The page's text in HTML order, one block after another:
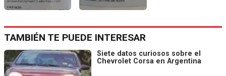
TAMBIÉN TE PUEDE INTERESAR
Siete datos curiosos sobre el
Chevrolet Corsa en Argentina